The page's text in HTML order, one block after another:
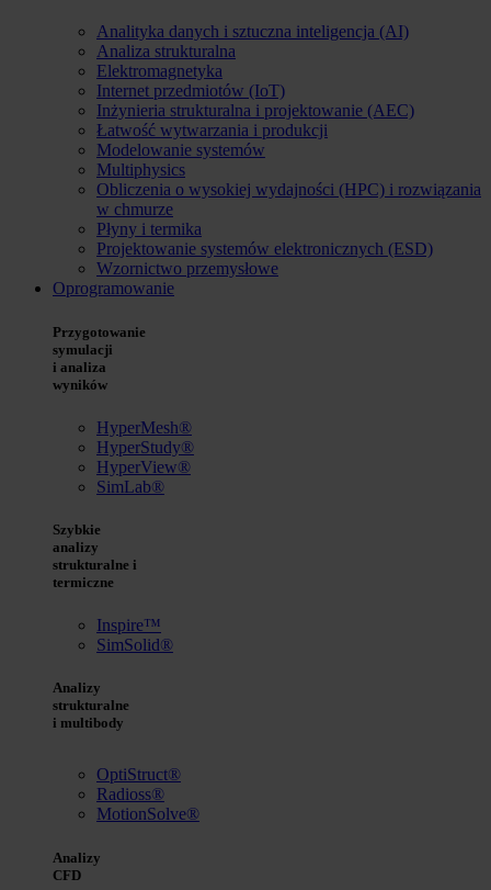
Analityka danych i sztuczna inteligencja (AI)
Analiza strukturalna
Elektromagnetyka
Internet przedmiotów (IoT)
Inżynieria strukturalna i projektowanie (AEC)
Łatwość wytwarzania i produkcji
Modelowanie systemów
Multiphysics
Obliczenia o wysokiej wydajności (HPC) i rozwiązania
w chmurze
Płyny i termika
Projektowanie systemów elektronicznych (ESD)
Wzornictwo przemysłowe
Oprogramowanie
Przygotowanie
symulacji
i analiza
wyników
HyperMesh®
HyperStudy®
HyperView®
SimLab®
Szybkie
analizy
strukturalne i
termiczne
Inspire™
SimSolid®
Analizy
strukturalne
i multibody
OptiStruct®
Radioss®
MotionSolve®
Analizy
CFD